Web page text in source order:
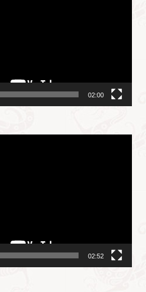
02:00
02:52